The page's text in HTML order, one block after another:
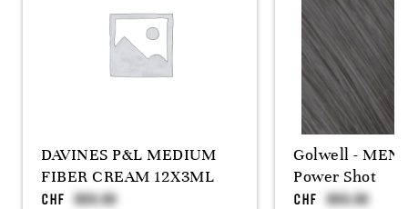
DAVINES P&L MEDIUM
FIBER CREAM 12X3ML
CHF
Golwell - MEN
Power Shot
CHF